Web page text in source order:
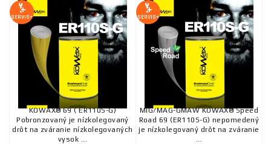
SERVIS+
KOWAX® 69 ( ER110S-G)
Pobronzovaný je nízkolegovaný
drôt na zváranie nízkolegovaných
vysok ...
SERVIS+
MIG/MAG-GMAW KOWAX® Speed
Road 69 (ER110S-G) nepomedený
je nízkolegovaný drôt na zváranie
...